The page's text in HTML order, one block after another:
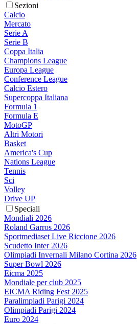
Sezioni
Calcio
Mercato
Serie A
Serie B
Coppa Italia
Champions League
Europa League
Conference League
Calcio Estero
Supercoppa Italiana
Formula 1
Formula E
MotoGP
Altri Motori
Basket
America's Cup
Nations League
Tennis
Sci
Volley
Drive UP
Speciali
Mondiali 2026
Roland Garros 2026
Sportmediaset Live Riccione 2026
Scudetto Inter 2026
Olimpiadi Invernali Milano Cortina 2026
Super Bowl 2026
Eicma 2025
Mondiale per club 2025
EICMA Riding Fest 2025
Paralimpiadi Parigi 2024
Olimpiadi Parigi 2024
Euro 2024